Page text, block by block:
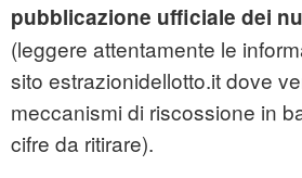
pubblicazione ufficiale dei
(leggere attentamente le
sito estrazionidellotto.it dove
meccanismi di riscossione in
cifre da ritirare).